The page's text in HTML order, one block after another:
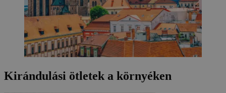
Kirándulási ötletek a környéken